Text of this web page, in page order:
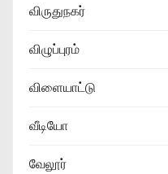
விருதுநகர்
விழுப்புரம்
விளையாட்டு
வீடியோ
வேலூர்